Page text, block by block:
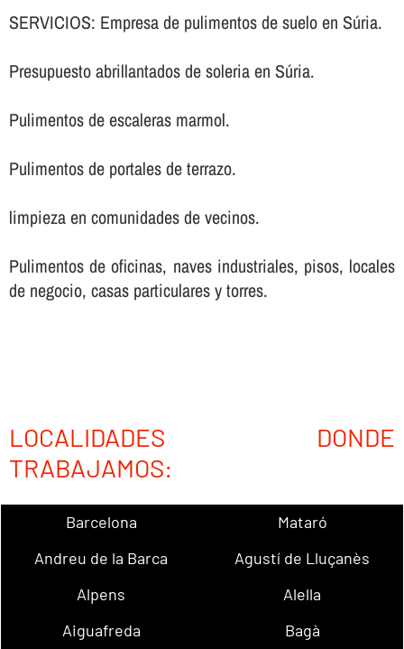
SERVICIOS: Empresa de pulimentos de suelo en Súria.
Presupuesto abrillantados de soleria en Súria.
Pulimentos de escaleras marmol.
Pulimentos de portales de terrazo.
limpieza en comunidades de vecinos.
Pulimentos de oficinas, naves industriales, pisos, locales
de negocio, casas particulares y torres.
LOCALIDADES DONDE
TRABAJAMOS:
Barcelona
Mataró
Andreu de la Barca
Agustí de Lluçanès
Alpens
Alella
Aiguafreda
Bagà